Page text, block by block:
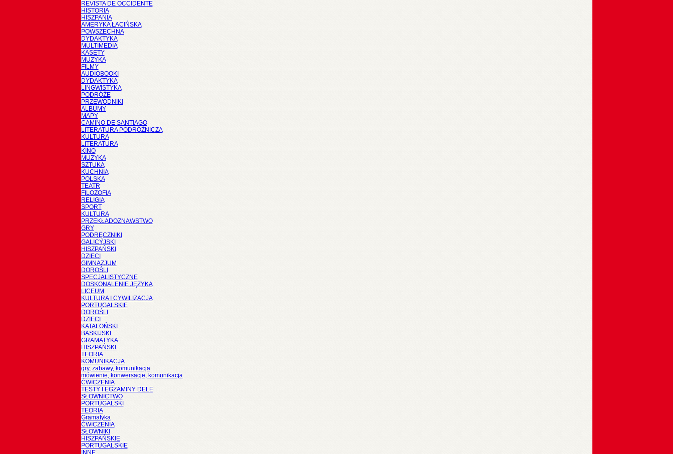
REVISTA DE OCCIDENTE
HISTORIA
HISZPANIA
AMERYKA ŁACIŃSKA
POWSZECHNA
DYDAKTYKA
MULTIMEDIA
KASETY
MUZYKA
FILMY
AUDIOBOOKI
DYDAKTYKA
LINGWISTYKA
PODRÓŻE
PRZEWODNIKI
ALBUMY
MAPY
CAMINO DE SANTIAGO
LITERATURA PODRÓŻNICZA
KULTURA
LITERATURA
KINO
MUZYKA
SZTUKA
KUCHNIA
POLSKA
TEATR
FILOZOFIA
RELIGIA
SPORT
KULTURA
PRZEKŁADOZNAWSTWO
GRY
PODRĘCZNIKI
GALICYJSKI
HISZPAŃSKI
DZIECI
GIMNAZJUM
DOROŚLI
SPECJALISTYCZNE
DOSKONALENIE JĘZYKA
LICEUM
KULTURA I CYWILIZACJA
PORTUGALSKIE
DOROŚLI
DZIECI
KATALOŃSKI
BASKIJSKI
GRAMATYKA
HISZPAŃSKI
TEORIA
KOMUNIKACJA
gry, zabawy, komunikacja
mówienie, konwersacje, komunikacja
ĆWICZENIA
TESTY I EGZAMINY DELE
SŁOWNICTWO
PORTUGALSKI
TEORIA
Gramatyka
ĆWICZENIA
SŁOWNIKI
HISZPAŃSKIE
PORTUGALSKIE
INNE